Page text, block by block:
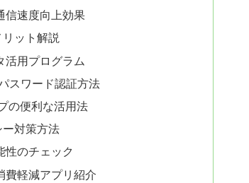
信速度向上効果
ット解説
活用プログラム
スワード認証方法
の便利な活用法
対策方法
性のチェック
費軽減アプリ紹介